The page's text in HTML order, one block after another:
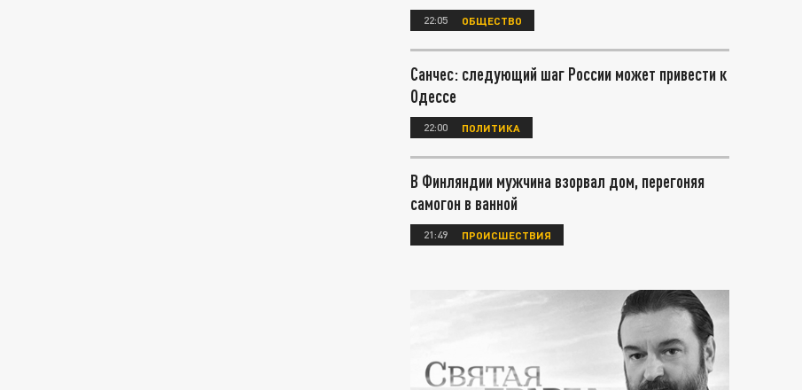
22:05 ОБЩЕСТВО
Санчес: следующий шаг России может привести к
Одессе
22:00 ПОЛИТИКА
В Финляндии мужчина взорвал дом, перегоняя
самогон в ванной
21:49 ПРОИСШЕСТВИЯ